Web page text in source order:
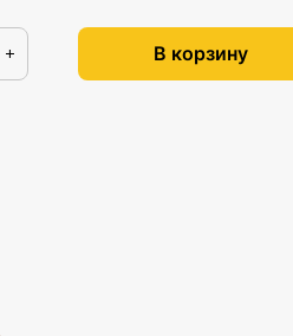
+ В корзину